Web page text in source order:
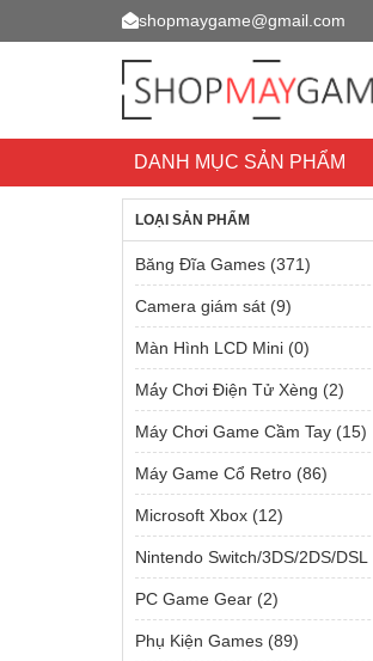
shopmaygame@gmail.com
DANH MỤC SẢN PHẨM
LOẠI SẢN PHẨM
Băng Đĩa Games (371)
Camera giám sát (9)
Màn Hình LCD Mini (0)
Má́y Chơi Điện Tử Xèng (2)
Máy Chơi Game Cầm Tay (15)
Máy Game Cổ Retro (86)
Microsoft Xbox (12)
Nintendo Switch/3DS/2DS/DSL
PC Game Gear (2)
Phụ Kiện Games (89)